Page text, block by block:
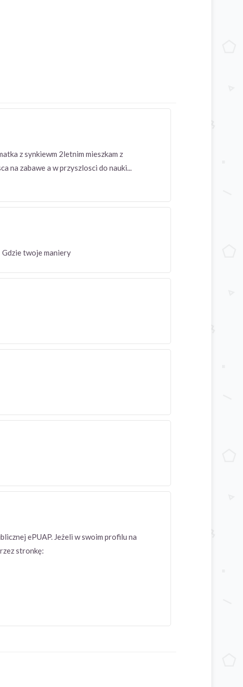
z synkiewm 2letnim mieszkam z
na zabawe a w przyszlosci do nauki...
Gdzie twoje maniery
ePUAP. Jeżeli w swoim profilu na
stronkę: